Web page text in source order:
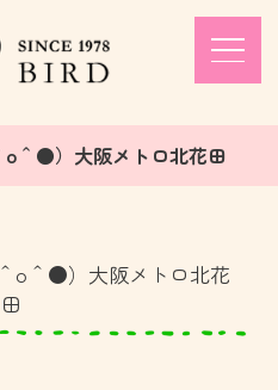
＾●）大阪メトロ北花田
o＾●）大阪メトロ北花
田